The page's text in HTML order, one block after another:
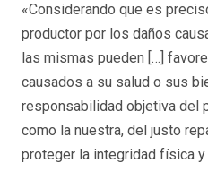
«Considerando que es
productor por los daños
las mismas pueden […]
causados a su salud o sus
responsabilidad objetiva del
como la nuestra, del justo
proteger la integridad física